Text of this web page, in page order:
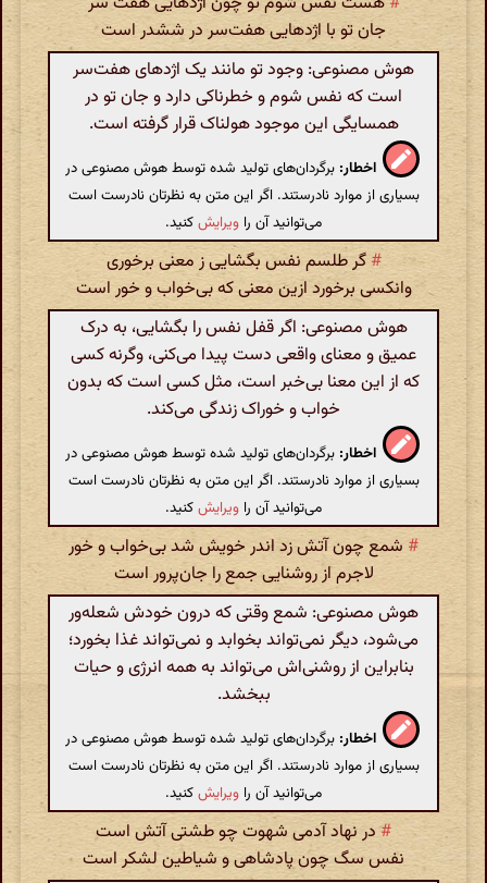
جان تو با اژدهایی هفت‌سر در ششدر است
هوش مصنوعی: وجود تو مانند یک اژدهای هفت‌سر
است که نفس شوم و خطرناکی دارد و جان تو در
همسایگی این موجود هولناک قرار گرفته است.
اخطار: برگردان‌های تولید شده توسط هوش مصنوعی در
بسیاری از موارد نادرستند. اگر این متن به نظرتان نادرست است
می‌توانید آن را ویرایشکنید.
# گر طلسم نفس بگشایی ز معنی برخوری
وانکسی برخورد ازین معنی که بی‌خواب و خور است
هوش مصنوعی: اگر قفل نفس را بگشایی، به درک
عمیق و معنای واقعی دست پیدا می‌کنی، وگرنه کسی
که از این معنا بی‌خبر است، مثل کسی است که بدون
خواب و خوراک زندگی می‌کند.
اخطار: برگردان‌های تولید شده توسط هوش مصنوعی در
بسیاری از موارد نادرستند. اگر این متن به نظرتان نادرست است
می‌توانید آن را ویرایشکنید.
# شمع چون آتش زد اندر خویش شد بی‌خواب و خور
لاجرم از روشنایی جمع را جان‌پرور است
هوش مصنوعی: شمع وقتی که درون خودش شعله‌ور
می‌شود، دیگر نمی‌تواند بخوابد و نمی‌تواند غذا بخورد؛
بنابراین از روشنی‌اش می‌تواند به همه انرژی و حیات
ببخشد.
اخطار: برگردان‌های تولید شده توسط هوش مصنوعی در
بسیاری از موارد نادرستند. اگر این متن به نظرتان نادرست است
می‌توانید آن را ویرایشکنید.
#در نهاد آدمی شهوت چو طشتی آتش است
نفس سگ چون پادشاهی و شیاطین لشکر است